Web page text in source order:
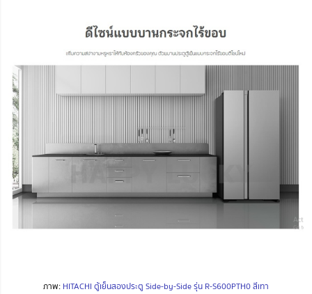
ภาพ: HITACHI ตู้เย็นสองประตู Side-by-Side รุ่น R-S600PTH0 สีเทา